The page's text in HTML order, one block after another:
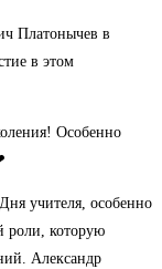
Платонычев в
в этом
Особенно
учителя, особенно
роли, которую
Александр